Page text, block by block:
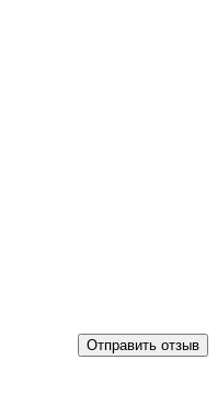
Отправить отзыв